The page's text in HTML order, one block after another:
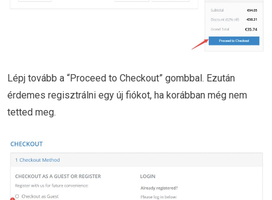
Lépj tovább a “Proceed to Checkout” gombbal. Ezután
érdemes regisztrálni egy új fiókot, ha korábban még nem
tetted meg.